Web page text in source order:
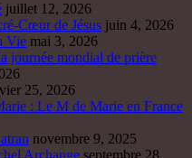
juillet 12, 2026
Cœur de Jésus juin 4, 2026
Vie mai 3, 2026
journée mondial de prière
25, 2026
: Le M de Marie en France
novembre 9, 2025
Archange septembre 28,